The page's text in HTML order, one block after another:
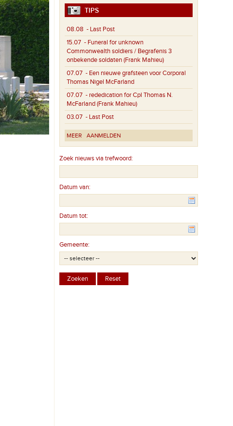
TIPS
08.08 - Last Post
15.07 - Funeral for unknown
Commonwealth soldiers / Begrafenis 3
onbekende soldaten (Frank Mahieu)
07.07 - Een nieuwe grafsteen voor Corporal
Thomas Nigel McFarland
07.07 - rededication for Cpl Thomas N.
McFarland (Frank Mahieu)
03.07 - Last Post
MEER AANMELDEN
Zoek nieuws via trefwoord:
Datum van:
Datum tot:
Gemeente: